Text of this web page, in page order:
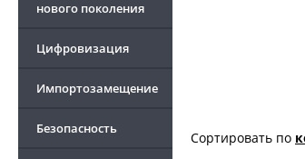
нового поколения
Цифровизация
Импортозамещение
Безопасность
Сортировать по